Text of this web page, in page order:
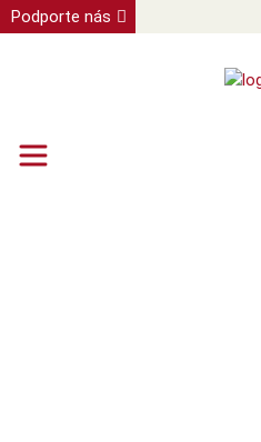
Podporte nás